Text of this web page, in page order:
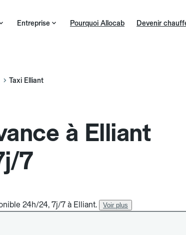
Entreprise Pourquoi Allocab Devenir
Taxi Elliant
à Elliant
7
24h/24, 7j/7 à Elliant. Voir plus